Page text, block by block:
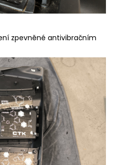
zpevněné antivibračním